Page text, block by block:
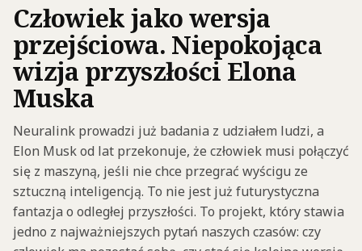
Człowiek jako wersja
przejściowa. Niepokojąca
wizja przyszłości Elona
Muska
Neuralink prowadzi już badania z udziałem ludzi, a
Elon Musk od lat przekonuje, że człowiek musi połączyć
się z maszyną, jeśli nie chce przegrać wyścigu ze
sztuczną inteligencją. To nie jest już futurystyczna
fantazja o odległej przyszłości. To projekt, który stawia
jedno z najważniejszych pytań naszych czasów: czy